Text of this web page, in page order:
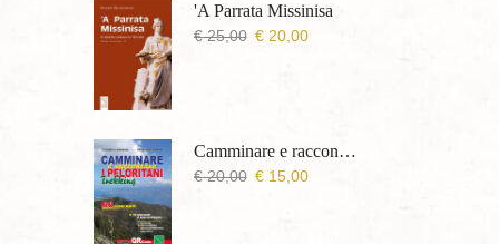
'A Parrata Missinisa
€25,00 Il€20,00Il
Camminare e raccontare i Peloritani Trekking
€20,00 Il€15,00Il